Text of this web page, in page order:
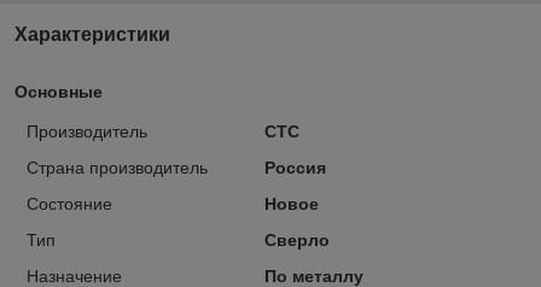
Характеристики
Основные
Производитель
CTC
Страна производитель
Россия
Состояние
Новое
Тип
Сверло
Назначение
По металлу